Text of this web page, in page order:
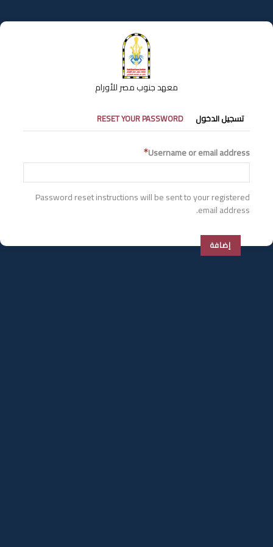
إلى
المحتوى
معهد جنوب مصر للأورام
التبويبات
الأساسية
تسجيل الدخول RESET YOUR PASSWORD
Username or email address
Password reset instructions will be sent to your registered
email address.